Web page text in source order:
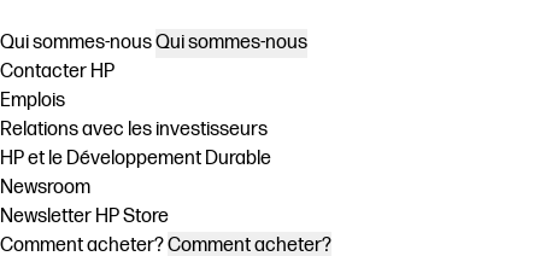
Qui sommes-nousQui sommes-nous
Contacter HP
Emplois
Relations avec les investisseurs
HP et le Développement Durable
Newsroom
Newsletter HP Store
Comment acheter?Comment acheter?